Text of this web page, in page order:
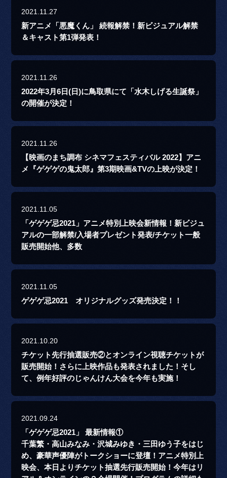
2021.11.27
新アニメ「悪魔くん」 続報解禁！新ビジュアル解禁
＆キャスト第1弾発表！
2021.11.26
2022年3月6日(日)に鳥取県にて「水木しげる生誕祭」
の開催が決定！
2021.11.26
【映画のまち調布 シネマフェスティバル 2022】アニ
メ『ゲゲゲの鬼太郎』第3期映画&TVの上映が決定！
2021.11.05
「ゲゲゲ忌2021」アニメ特別上映会新情報！新ビジュ
アルの一部解禁/入場者プレゼント発表/チケット一般
販売開始他、多数
2021.11.05
ゲゲゲ忌2021 オリジナルグッズ発売決定！！
2021.10.20
チケット先行抽選販売②とオンライン視聴チケットが
販売開始！さらに上映作品も発表されました！そし
て、例年好評のじゃんけん大会を今年も実施！
2021.09.24
「ゲゲゲ忌2021」 最新情報①
千葉繁・高山みなみ・沢城みゆき・三田ゆう子をはじ
め、豪華声優陣がトークショーに登壇！アニメ特別上
映会、本日よりチケット抽選先行販売開始！今年はリ